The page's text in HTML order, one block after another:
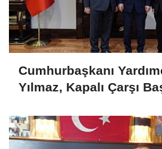
Cumhurbaşkanı
Yılmaz, Kapalı Çarşı